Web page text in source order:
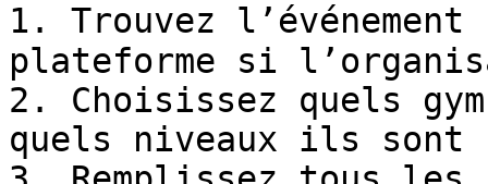
1. Trouvez
plateforme si
2. Choisissez quels
quels niveaux ils sont